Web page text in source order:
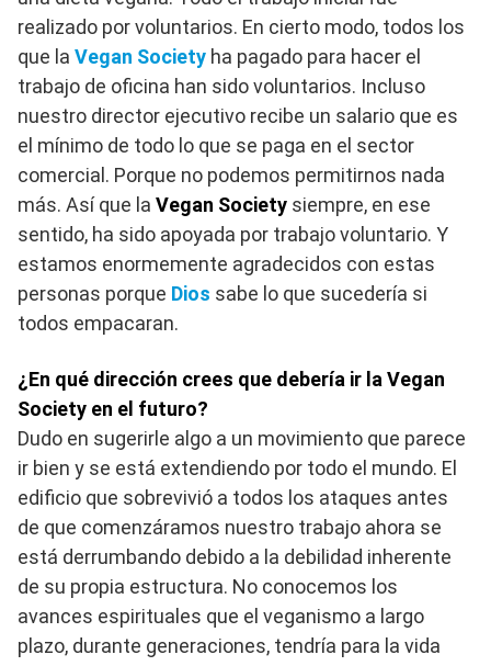
realizado por voluntarios. En cierto modo, todos los
que la Vegan Society ha pagado para hacer el
trabajo de oficina han sido voluntarios. Incluso
nuestro director ejecutivo recibe un salario que es
el mínimo de todo lo que se paga en el sector
comercial. Porque no podemos permitirnos nada
más. Así que la Vegan Society siempre, en ese
sentido, ha sido apoyada por trabajo voluntario. Y
estamos enormemente agradecidos con estas
personas porque Dios sabe lo que sucedería si
todos empacaran.
¿En qué dirección crees que debería ir la Vegan
Society en el futuro?
Dudo en sugerirle algo a un movimiento que parece
ir bien y se está extendiendo por todo el mundo. El
edificio que sobrevivió a todos los ataques antes
de que comenzáramos nuestro trabajo ahora se
está derrumbando debido a la debilidad inherente
de su propia estructura. No conocemos los
avances espirituales que el veganismo a largo
plazo, durante generaciones, tendría para la vida